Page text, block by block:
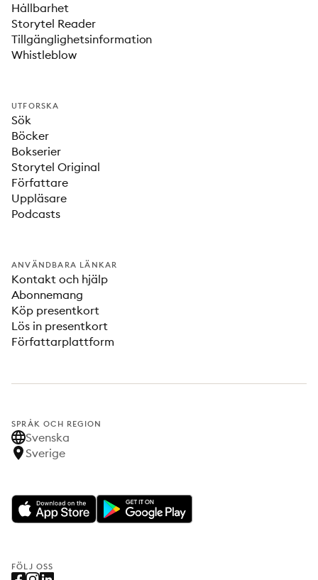
Hållbarhet
Storytel Reader
Tillgänglighetsinformation
Whistleblow
UTFORSKA
Sök
Böcker
Bokserier
Storytel Original
Författare
Uppläsare
Podcasts
ANVÄNDBARA LÄNKAR
Kontakt och hjälp
Abonnemang
Köp presentkort
Lös in presentkort
Författarplattform
SPRÅK OCH REGION
Svenska
Sverige
FÖLJ OSS